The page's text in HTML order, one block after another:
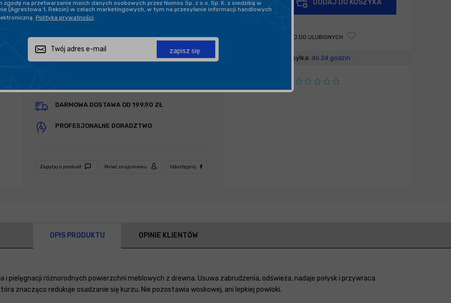
ściereczkę.
Przetrzyj wybraną powierzchnię, równomiernie
czytajdalej
DARMOWA DOSTAWA OD 199,90 ZŁ
PROFESJONALNE DORADZTWO
Zapytaj o produkt Poleć znajomemu Udostępnij
-
DODAJ DO KOSZYKA
DODAJ DO ULUBIONYCH
Wysyłka: do 24 godzin
OPIS PRODUKTU OPINIE KLIENTÓW
pielęgnacji różnorodnych powierzchni meblowych z drewna. Usuwa zabrudzenia, odświeża, nadaje połysk i przywraca
znacząco redukuje osadzanie się kurzu. Nie pozostawia woskowej, ani lepkiej powłoki.
zgodę na przetwarzanie moich danych osobowych przez Nomos Sp. z o.o. Sp. K. z siedzibą w
(Agrestowa 1, Rekcin) w celach marketingowych, w tym na przesyłanie informacji handlowych
Polityka prywatności
zapisz się